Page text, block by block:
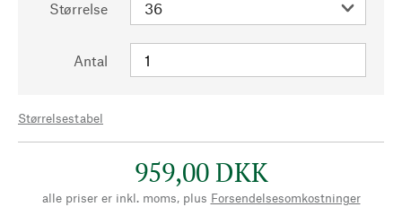
Størrelse
Antal
Størrelsestabel
959,00 DKK
alle priser er inkl. moms, plus Forsendelsesomkostninger